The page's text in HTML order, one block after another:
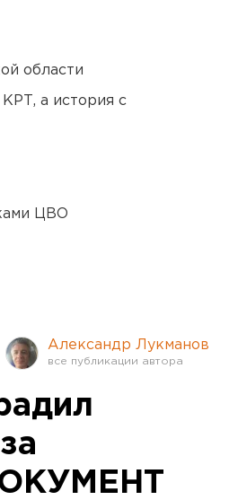
области
а история с
ЦВО
Александр Лукманов